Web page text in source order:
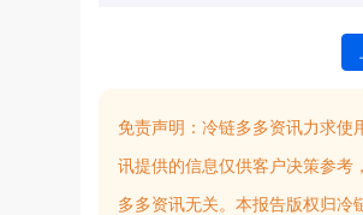
免责声明： 冷链多多资讯力求使
讯提供的信息仅供客户决策参考
多多资讯无关。本报告版权归